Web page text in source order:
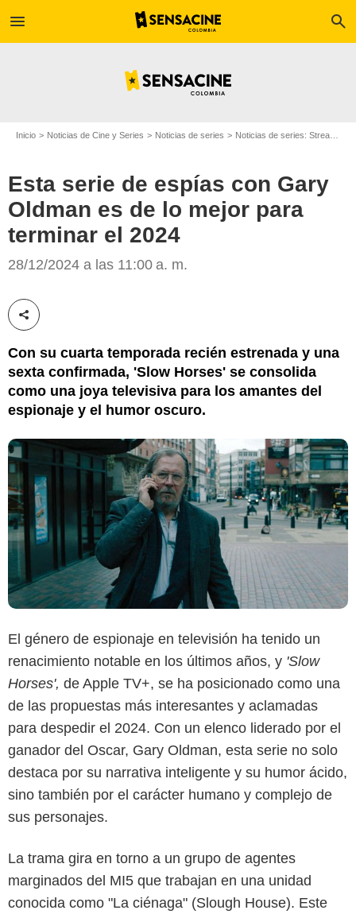
menu search
Inicio Noticias de Cine y Series Noticias de series Noticias de series: Streaming
Esta serie de espías con Gary
Oldman es de lo mejor para
terminar el 2024
28/12/2024 a las 11:00 a. m.
Compartir esta noticia
Con su cuarta temporada recién estrenada y una
sexta confirmada, 'Slow Horses' se consolida
como una joya televisiva para los amantes del
espionaje y el humor oscuro.
El género de espionaje en televisión ha tenido un
renacimiento notable en los últimos años, y 'Slow
Horses', de Apple TV+, se ha posicionado como una
de las propuestas más interesantes y aclamadas
para despedir el 2024. Con un elenco liderado por el
ganador del Oscar, Gary Oldman, esta serie no solo
destaca por su narrativa inteligente y su humor ácido,
sino también por el carácter humano y complejo de
sus personajes.
La trama gira en torno a un grupo de agentes
marginados del MI5 que trabajan en una unidad
conocida como "La ciénaga" (Slough House). Este
Apple TV+